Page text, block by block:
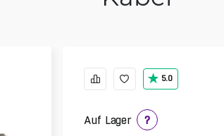
5.0
Auf Lager ?